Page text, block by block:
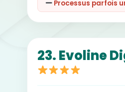
Processus parfois
23. Evoline